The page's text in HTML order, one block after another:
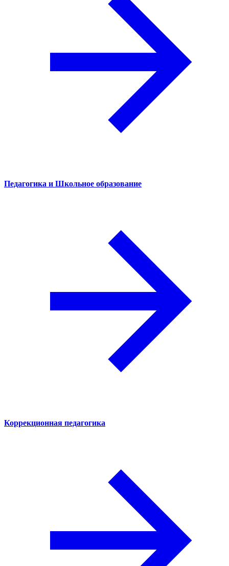
Педагогика и Школьное образование
Коррекционная педагогика